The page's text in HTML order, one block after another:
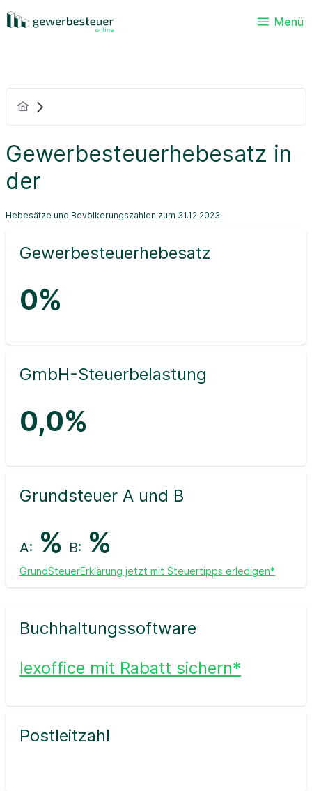
Menü
Gewerbesteuerhebesatz in
der
Hebesätze und Bevölkerungszahlen zum 31.12.2023
Gewerbesteuerhebesatz
0%
GmbH-Steuerbelastung
0,0%
Grundsteuer A und B
A: % B: %
GrundSteuerErklärung jetzt mit Steuertipps erledigen*
Buchhaltungssoftware
lexoffice mit Rabatt sichern*
Postleitzahl